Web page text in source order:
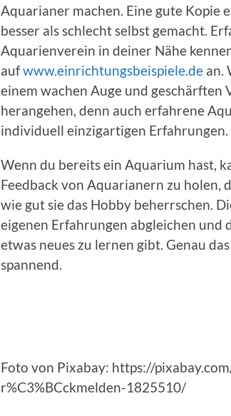
Aquarianer machen. Eine gute Kopie
besser als schlecht selbst gemacht.
Aquarienverein in deiner Nähe
aufwww.einrichtungsbeispiele.de an.
einem wachen Auge und
herangehen, denn auch erfahrene
individuell einzigartigen Erfahrungen.
Wenn du bereits ein Aquarium hast,
Feedback von Aquarianern zu holen,
wie gut sie das Hobby beherrschen.
eigenen Erfahrungen abgleichen und
etwas neues zu lernen gibt. Genau
spannend.
Foto von Pixabay: https://
r%C3%BCckmelden-1825510/